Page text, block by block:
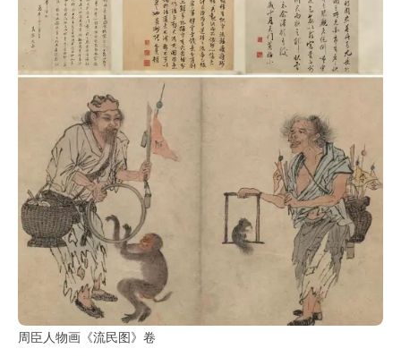
周臣人物画《流民图》卷
Artwork
铜
雕
刻